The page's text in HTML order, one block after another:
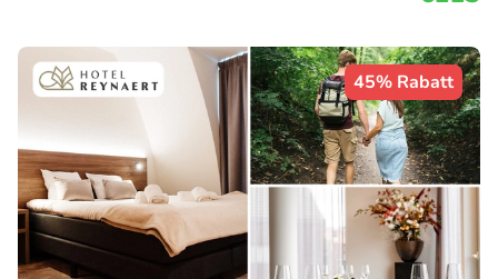
45% Rabatt